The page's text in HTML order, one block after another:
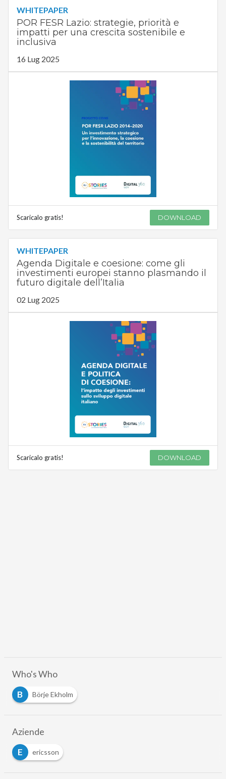
WHITEPAPER
POR FESR Lazio: strategie, priorità e
impatti per una crescita sostenibile e
inclusiva
16 Lug 2025
Scaricalo gratis! DOWNLOAD
WHITEPAPER
Agenda Digitale e coesione: come gli
investimenti europei stanno plasmando il
futuro digitale dell’Italia
02 Lug 2025
Scaricalo gratis! DOWNLOAD
Who's Who
B
Börje Ekholm
Aziende
E
ericsson